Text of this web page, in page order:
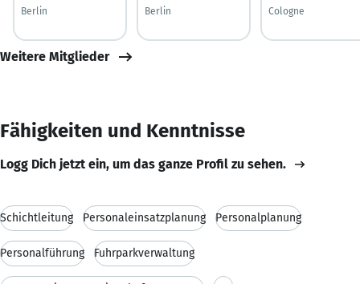
Berlin
Berlin
Cologne
Weitere Mitglieder
Fähigkeiten und Kenntnisse
Logg Dich jetzt ein, um das ganze Profil zu sehen.
Schichtleitung Personaleinsatzplanung Personalplanung
Personalführung Fuhrparkverwaltung